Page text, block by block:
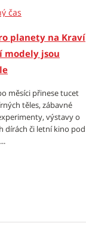
čas
planety na Kraví
modely jsou
měsíci přinese tucet
těles, zábavné
výstavy o
dírách či letní kino pod